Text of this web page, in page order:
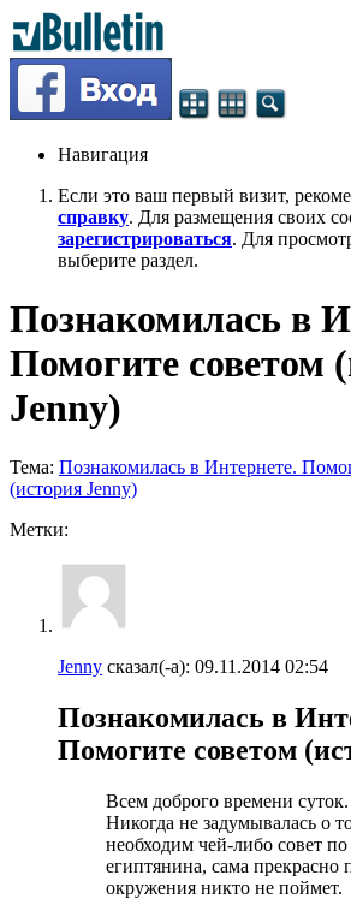
Навигация
Если это ваш первый визит,
справку. Для размещения своих
зарегистрироваться. Для
выберите раздел.
Познакомилась в
Помогите советом
Jenny)
Тема: Познакомилась в Интернете.
(история Jenny)
Метки:
Jenny сказал(-а): 09.11.2014 02:54
Познакомилась в
Помогите советом
Всем доброго времени суток.
Никогда не задумывалась о
необходим чей-либо совет
египтянина, сама прекрасно
окружения никто не поймет.